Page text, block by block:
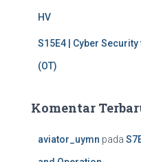
HV
S15E4 | Cyber
(OT)
Komentar
aviator_uymn pada